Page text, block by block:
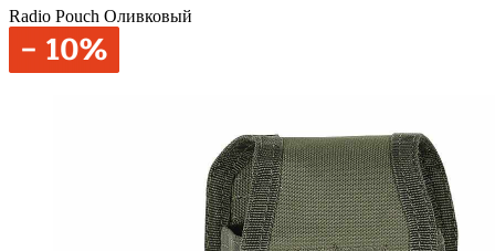
Radio Pouch Оливковый